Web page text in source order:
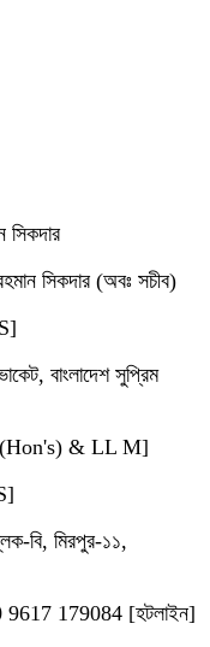
সিকদার
সিকদার (অবঃ সচীব)
বাংলাদেশ সুপ্রিম
(Hon's) & LL M]
বি, মিরপুর-১১,
9617 179084 [হটলাইন]